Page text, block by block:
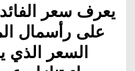
يعرف سعر
على رأسمال
السعر الذي